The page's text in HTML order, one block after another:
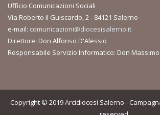
Ufficio Comunicazioni Sociali
Via Roberto il Guiscardo, 2 - 84121 Salerno
e-mail: comunicazioni@diocesisalerno.it
Direttore: Don Alfonso D'Alessio
Responsabile Servizio Informatico: Don Massimo
Copyright © 2019 Arcidiocesi Salerno -